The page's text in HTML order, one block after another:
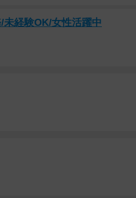
ンするのですが、最初は楽し
かなか会えなくなってしまっ
間帯に友達が来なくなってい
人が聞いてみると、「僕だけ
未経験OK/女性活躍中